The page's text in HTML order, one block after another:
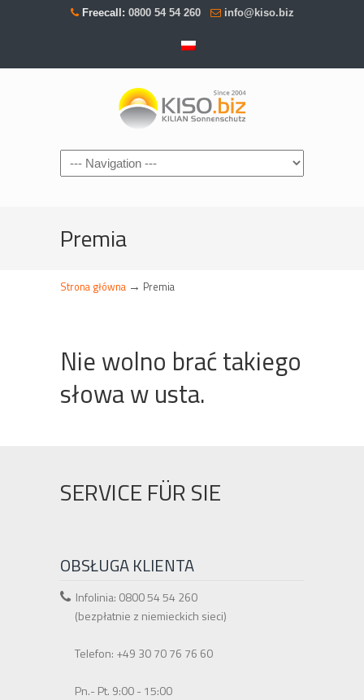
Freecall: 0800 54 54 260 info@kiso.biz
Navigation
Premia
Strona główna → Premia
Nie wolno brać takiego
słowa w usta.
SERVICE FÜR SIE
OBSŁUGA KLIENTA
Infolinia: 0800 54 54 260
(bezpłatnie z niemieckich sieci)
Telefon: +49 30 70 76 76 60
Pn.- Pt. 9:00 - 15:00